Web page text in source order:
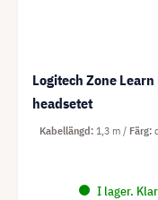
Logitech Zone
headsetet
I lager.
Kabellängd 1,3 m Färg